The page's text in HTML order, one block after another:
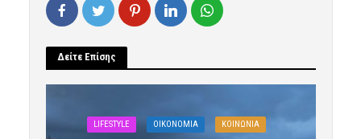
Δείτε Επίσης
LIFESTYLE OIKONOMIA ΚΟΙΝΩΝΙΑ